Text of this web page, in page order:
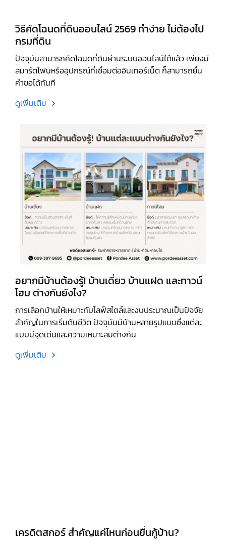
วิธีคัดโฉนดที่ดินออนไลน์ 2569 ทำง่าย ไม่ต้องไป
กรมที่ดิน
ปัจจุบันสามารถคัดโฉนดที่ดินผ่านระบบออนไลน์ได้แล้ว เพียงมี
สมาร์ตโฟนหรืออุปกรณ์ที่เชื่อมต่ออินเทอร์เน็ต ก็สามารถยื่น
คำขอได้ทันที
ดูเพิ่มเติม
อยากมีบ้านต้องรู้! บ้านเดี่ยว บ้านแฝด และทาวน์
โฮม ต่างกันยังไง?
การเลือกบ้านให้เหมาะกับไลฟ์สไตล์และงบประมาณเป็นปัจจัย
สำคัญในการเริ่มต้นชีวิต ปัจจุบันมีบ้านหลายรูปแบบซึ่งแต่ละ
แบบมีจุดเด่นและความเหมาะสมต่างกัน
ดูเพิ่มเติม
เครดิตสกอร์ สำคัญแค่ไหนก่อนยื่นกู้บ้าน?